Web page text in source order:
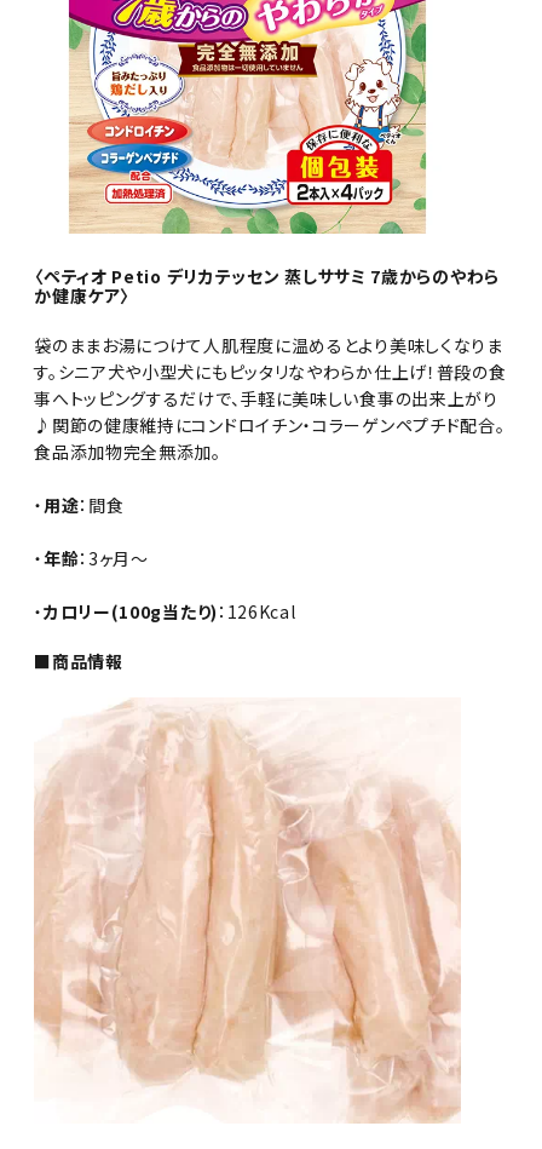
〈ペティオ Petio デリカテッセン 蒸しササミ 7歳からのやわら
か健康ケア〉
袋のままお湯につけて人肌程度に温めるとより美味しくなりま
す。シニア犬や小型犬にもピッタリなやわらか仕上げ！普段の食
事へトッピングするだけで、手軽に美味しい食事の出来上がり
♪関節の健康維持にコンドロイチン・コラーゲンペプチド配合。
食品添加物完全無添加。
・ 用途：間食
・年齢：3ヶ月～
・カロリー(100g当たり) ：126Kcal
■商品情報